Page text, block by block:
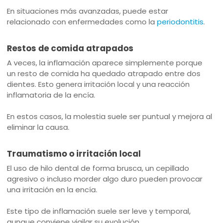
En situaciones más avanzadas, puede estar
relacionado con enfermedades como la periodontitis.
Restos de comida atrapados
A veces, la inflamación aparece simplemente porque
un resto de comida ha quedado atrapado entre dos
dientes. Esto genera irritación local y una reacción
inflamatoria de la encía.
En estos casos, la molestia suele ser puntual y mejora al
eliminar la causa.
Traumatismo o irritación local
El uso de hilo dental de forma brusca, un cepillado
agresivo o incluso morder algo duro pueden provocar
una irritación en la encía.
Este tipo de inflamación suele ser leve y temporal,